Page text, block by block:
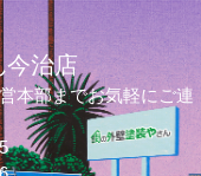
今治店
本部までお気軽にご連